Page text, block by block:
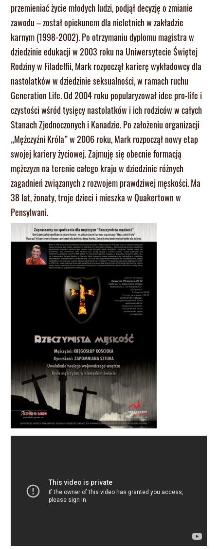
przemieniać życie młodych ludzi, podjął decyzję o zmianie
zawodu – został opiekunem dla nieletnich w zakładzie
karnym (1998-2002). Po otrzymaniu dyplomu magistra w
dziedzinie edukacji w 2003 roku na Uniwersytecie Świętej
Rodziny w Filadelfii, Mark rozpoczął karierę wykładowcy dla
nastolatków w dziedzinie seksualności, w ramach ruchu
Generation Life. Od 2004 roku popularyzował idee pro-life i
czystości wśród tysięcy nastolatków i ich rodziców w całych
Stanach Zjednoczonych i Kanadzie. Po założeniu organizacji
„Mężczyźni Króla” w 2006 roku, Mark rozpoczął nowy etap
swojej kariery życiowej. Zajmuję się obecnie formacją
mężczyzn na terenie całego kraju w dziedzinie różnych
zagadnień związanych z rozwojem prawdziwej męskości. Ma
38 lat, żonaty, troje dzieci i mieszka w Quakertown w
Pensylwani.